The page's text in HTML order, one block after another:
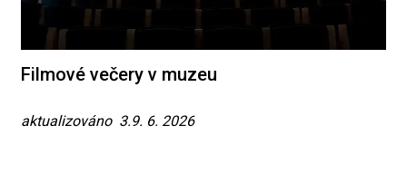
Filmové večery v muzeu
aktualizováno 3.9. 6. 2026